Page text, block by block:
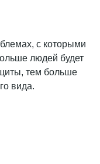
с которыми
людей будет
тем больше
вида.